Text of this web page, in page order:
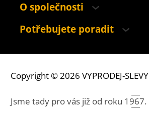
O společnosti
Potřebujete poradit
Copyright © 2026 VYPRODEJ-SLEVY
Jsme tady pro vás již od roku 1967.